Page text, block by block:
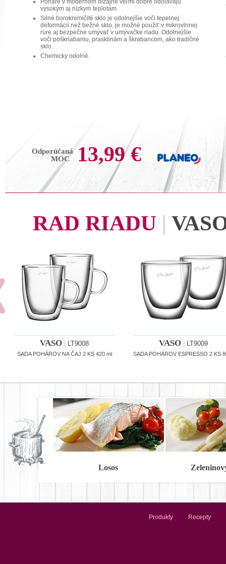
Poháre v modernom dizajne veľmi dobre odolávajú
vysokým aj nízkym teplotám.
Silné borokremičité sklo je odolnejšie voči tepelnej
deformácii než bežné sklo, je možné použiť v mikrovlnnej
rúre aj bezpečne umývať v umývačke riadu. Odolnejšie
voči poškriabaniu, prasklinám a škrabancom, ako tradičné
sklo.
Chemicky odolné.
Odporúčaná
MOC
13,99 €
RAD RIADU |
VASO LT9008
SADA POHÁROV NA ČAJ 2 KS 420 ml
VASO LT9009
SADA POHÁROV ESPRESSO 2 KS
Losos
Produkty Recepty